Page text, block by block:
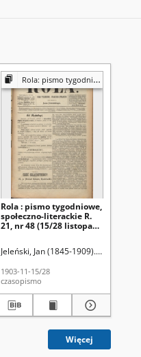
Rola: pismo tygodniowe [poświęcone sprawom społecznym, ekonomicznym i literackim]
Rola : pismo tygodniowe,
społeczno-literackie R.
21, nr 48 (15/28 listopada
Jeleński, Jan (1845-1909). Red.
1903-11-15/28
czasopismo
Więcej